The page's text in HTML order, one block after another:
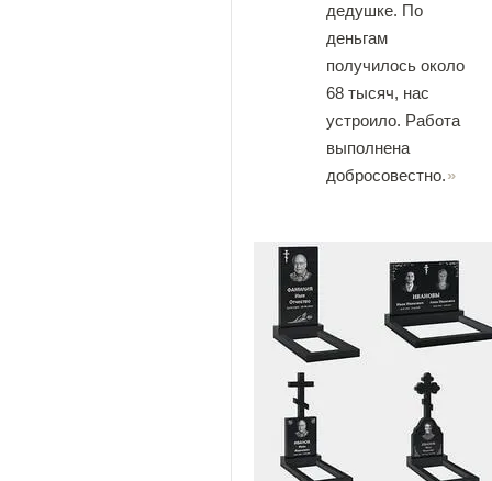
дедушке. По
деньгам
получилось около
68 тысяч, нас
устроило. Работа
выполнена
добросовестно.